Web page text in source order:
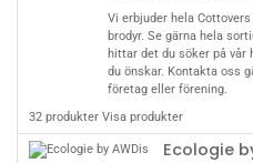
Vi erbjuder hela
brodyr. Se gärna hela
hittar det du söker på vår
du önskar. Kontakta oss
företag eller förening.
32 produkter Visa produkter
Ecologie